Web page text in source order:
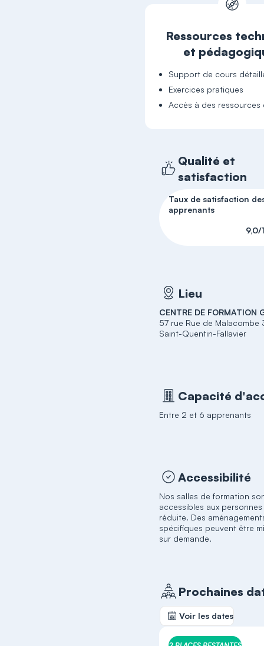
Ressources
et
Support de cours
Exercices pratiques
Accès à des ressources
Qualité et
satisfaction
Taux de satisfaction
apprenants
9,0/
Lieu
CENTRE DE FORMATION
57 rue Rue de Malacombe
Saint-Quentin-Fallavier
Capacité
Entre 2 et 6 apprenants
Accessibilité
Nos salles de formation
accessibles aux
réduite. Des
spécifiques peuvent être
sur demande.
Prochaines
Voir les dates